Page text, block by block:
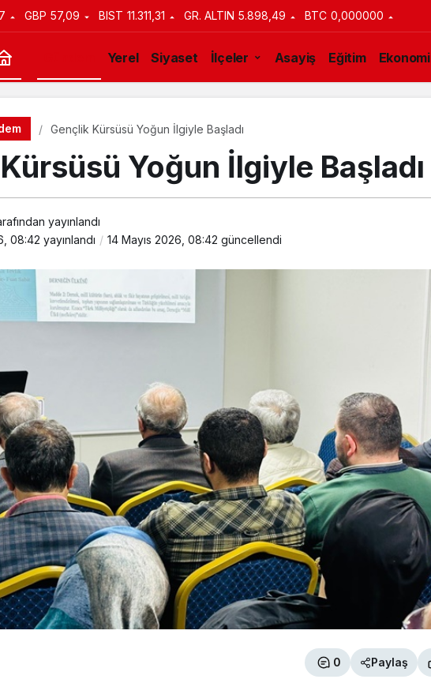
GBP 57,09 BIST 11.311,31 GR. ALTIN 5.898,49 BTC 0,000000
Yerel Siyaset İlçeler Asayiş Eğitim Ekonomi
Gençlik Kürsüsü Yoğun İlgiyle Başladı
Yoğun İlgiyle Başladı
yayınlandı
08:42 yayınlandı 14 Mayıs 2026, 08:42 güncellendi
0 Paylaş